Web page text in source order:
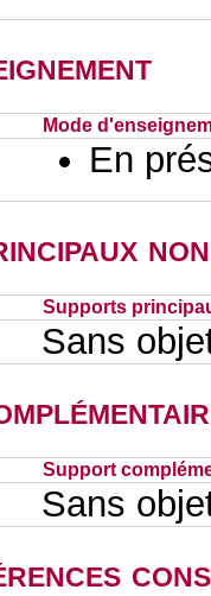
Mode
En
Supports
Sans
Support
Sans